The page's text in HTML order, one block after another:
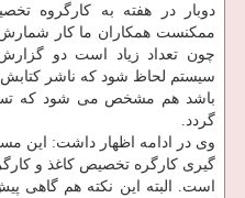
دوبار در هفته به كارگروه
چون تعداد زیاد است دو
سیستم لحاظ شود كه ناشر
باشد هم مشخص می شود كه
گردد.
وی در ادامه اظهار داشت: این
گیری كارگره تخصیص كاغذ و